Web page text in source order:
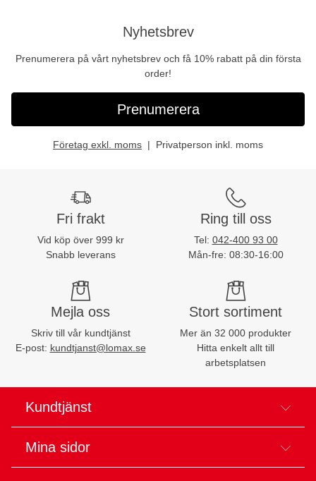
Nyhetsbrev
Prenumerera på vårt nyhetsbrev och få 10% rabatt på din första
order!
Prenumerera
Företag exkl. moms Privatperson inkl. moms
Fri frakt
Vid köp över 999 kr
Snabb leverans
Ring till oss
Tel: 042-400 93 00
Mån-fre: 08:30-16:00
Mejla oss
Skriv till vår kundtjänst
E-post: kundtjanst@lomax.se
Stort sortiment
Mer än 32 000 produkter
Hitta enkelt allt till
arbetsplatsen
Kundtjänst
Mina sidor